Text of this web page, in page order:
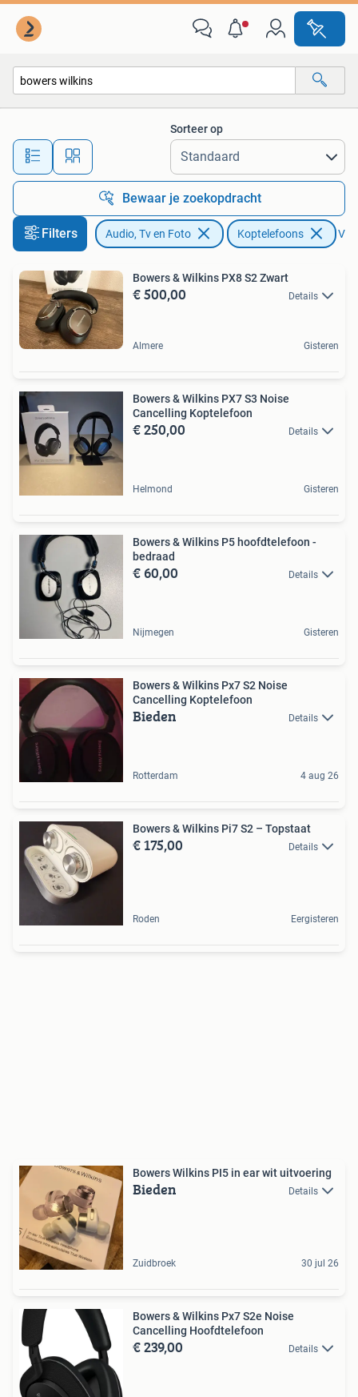
Alle afstanden…
Sorteer op
Bewaar je zoekopdracht
Filters Audio, Tv en Foto Koptelefoons
Bowers & Wilkins PX8 S2 Zwart
€ 500,00 Details
Almere Gisteren
Bowers & Wilkins PX7 S3 Noise
Cancelling Koptelefoon
€ 250,00 Details
Helmond Gisteren
Bowers & Wilkins P5 hoofdtelefoon -
bedraad
€ 60,00 Details
Nijmegen Gisteren
Bowers & Wilkins Px7 S2 Noise
Cancelling Koptelefoon
Bieden Details
Rotterdam 4 aug 26
Bowers & Wilkins Pi7 S2 – Topstaat
€ 175,00 Details
Roden Eergisteren
Bowers Wilkins PI5 in ear wit uitvoering
Bieden Details
Zuidbroek 30 jul 26
Bowers & Wilkins Px7 S2e Noise
Cancelling Hoofdtelefoon
€ 239,00 Details